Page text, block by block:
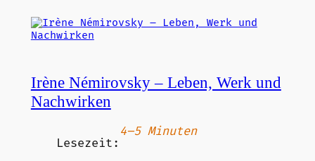
Irène Némirovsky – Leben, Werk und
Nachwirken
Lesezeit:
4–5 Minuten